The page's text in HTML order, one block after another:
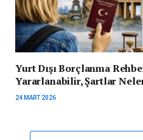
Yurt Dışı Borçlanma
Yararlanabilir, Şartlar
24 MART 2026